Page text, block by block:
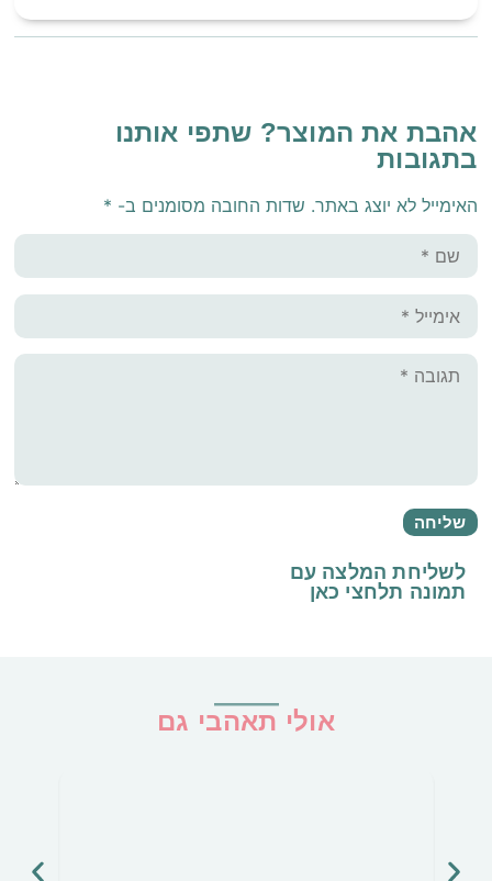
אהבת את המוצר? שתפי אותנו
בתגובות
האימייל לא יוצג באתר. שדות החובה מסומנים ב- *
לשליחת המלצה עם
תמונה תלחצי כאן
אולי תאהבי גם